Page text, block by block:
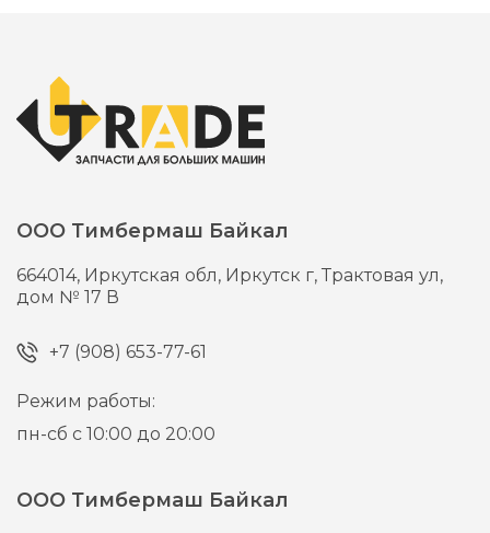
ООО Тимбермаш Байкал
664014, Иркутская обл, Иркутск г,Трактовая ул,
дом № 17 В
+7 (908) 653-77-61
Режим работы:
пн-сб с 10:00 до 20:00
ООО Тимбермаш Байкал